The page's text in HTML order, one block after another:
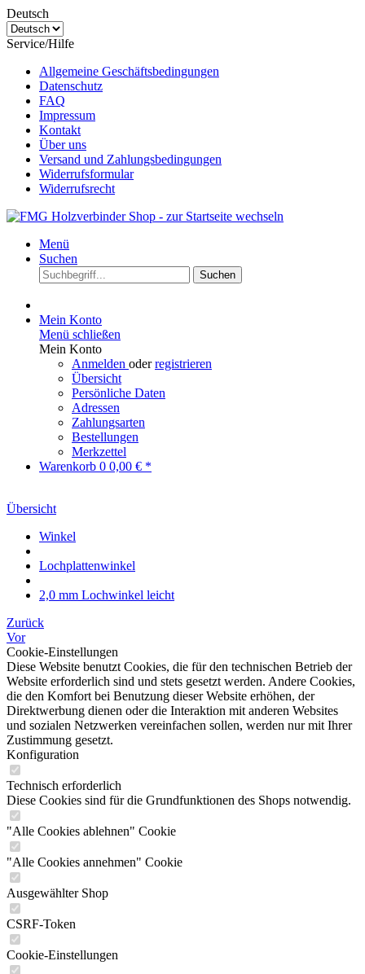
Deutsch
Service/Hilfe
Allgemeine Geschäftsbedingungen
Datenschutz
FAQ
Impressum
Kontakt
Über uns
Versand und Zahlungsbedingungen
Widerrufsformular
Widerrufsrecht
Menü
Suchen
Suchen
Mein Konto
Menü schließen
Mein Konto
Anmelden oderregistrieren
Übersicht
Persönliche Daten
Adressen
Zahlungsarten
Bestellungen
Merkzettel
Warenkorb 0 0,00 € *
Übersicht
Winkel
Lochplattenwinkel
2,0 mm Lochwinkel leicht
Zurück
Vor
Cookie-Einstellungen
Diese Website benutzt Cookies, die für den technischen Betrieb der
Website erforderlich sind und stets gesetzt werden. Andere Cookies,
die den Komfort bei Benutzung dieser Website erhöhen, der
Direktwerbung dienen oder die Interaktion mit anderen Websites
und sozialen Netzwerken vereinfachen sollen, werden nur mit Ihrer
Zustimmung gesetzt.
Konfiguration
Technisch erforderlich
Diese Cookies sind für die Grundfunktionen des Shops notwendig.
"Alle Cookies ablehnen" Cookie
"Alle Cookies annehmen" Cookie
Ausgewählter Shop
CSRF-Token
Cookie-Einstellungen